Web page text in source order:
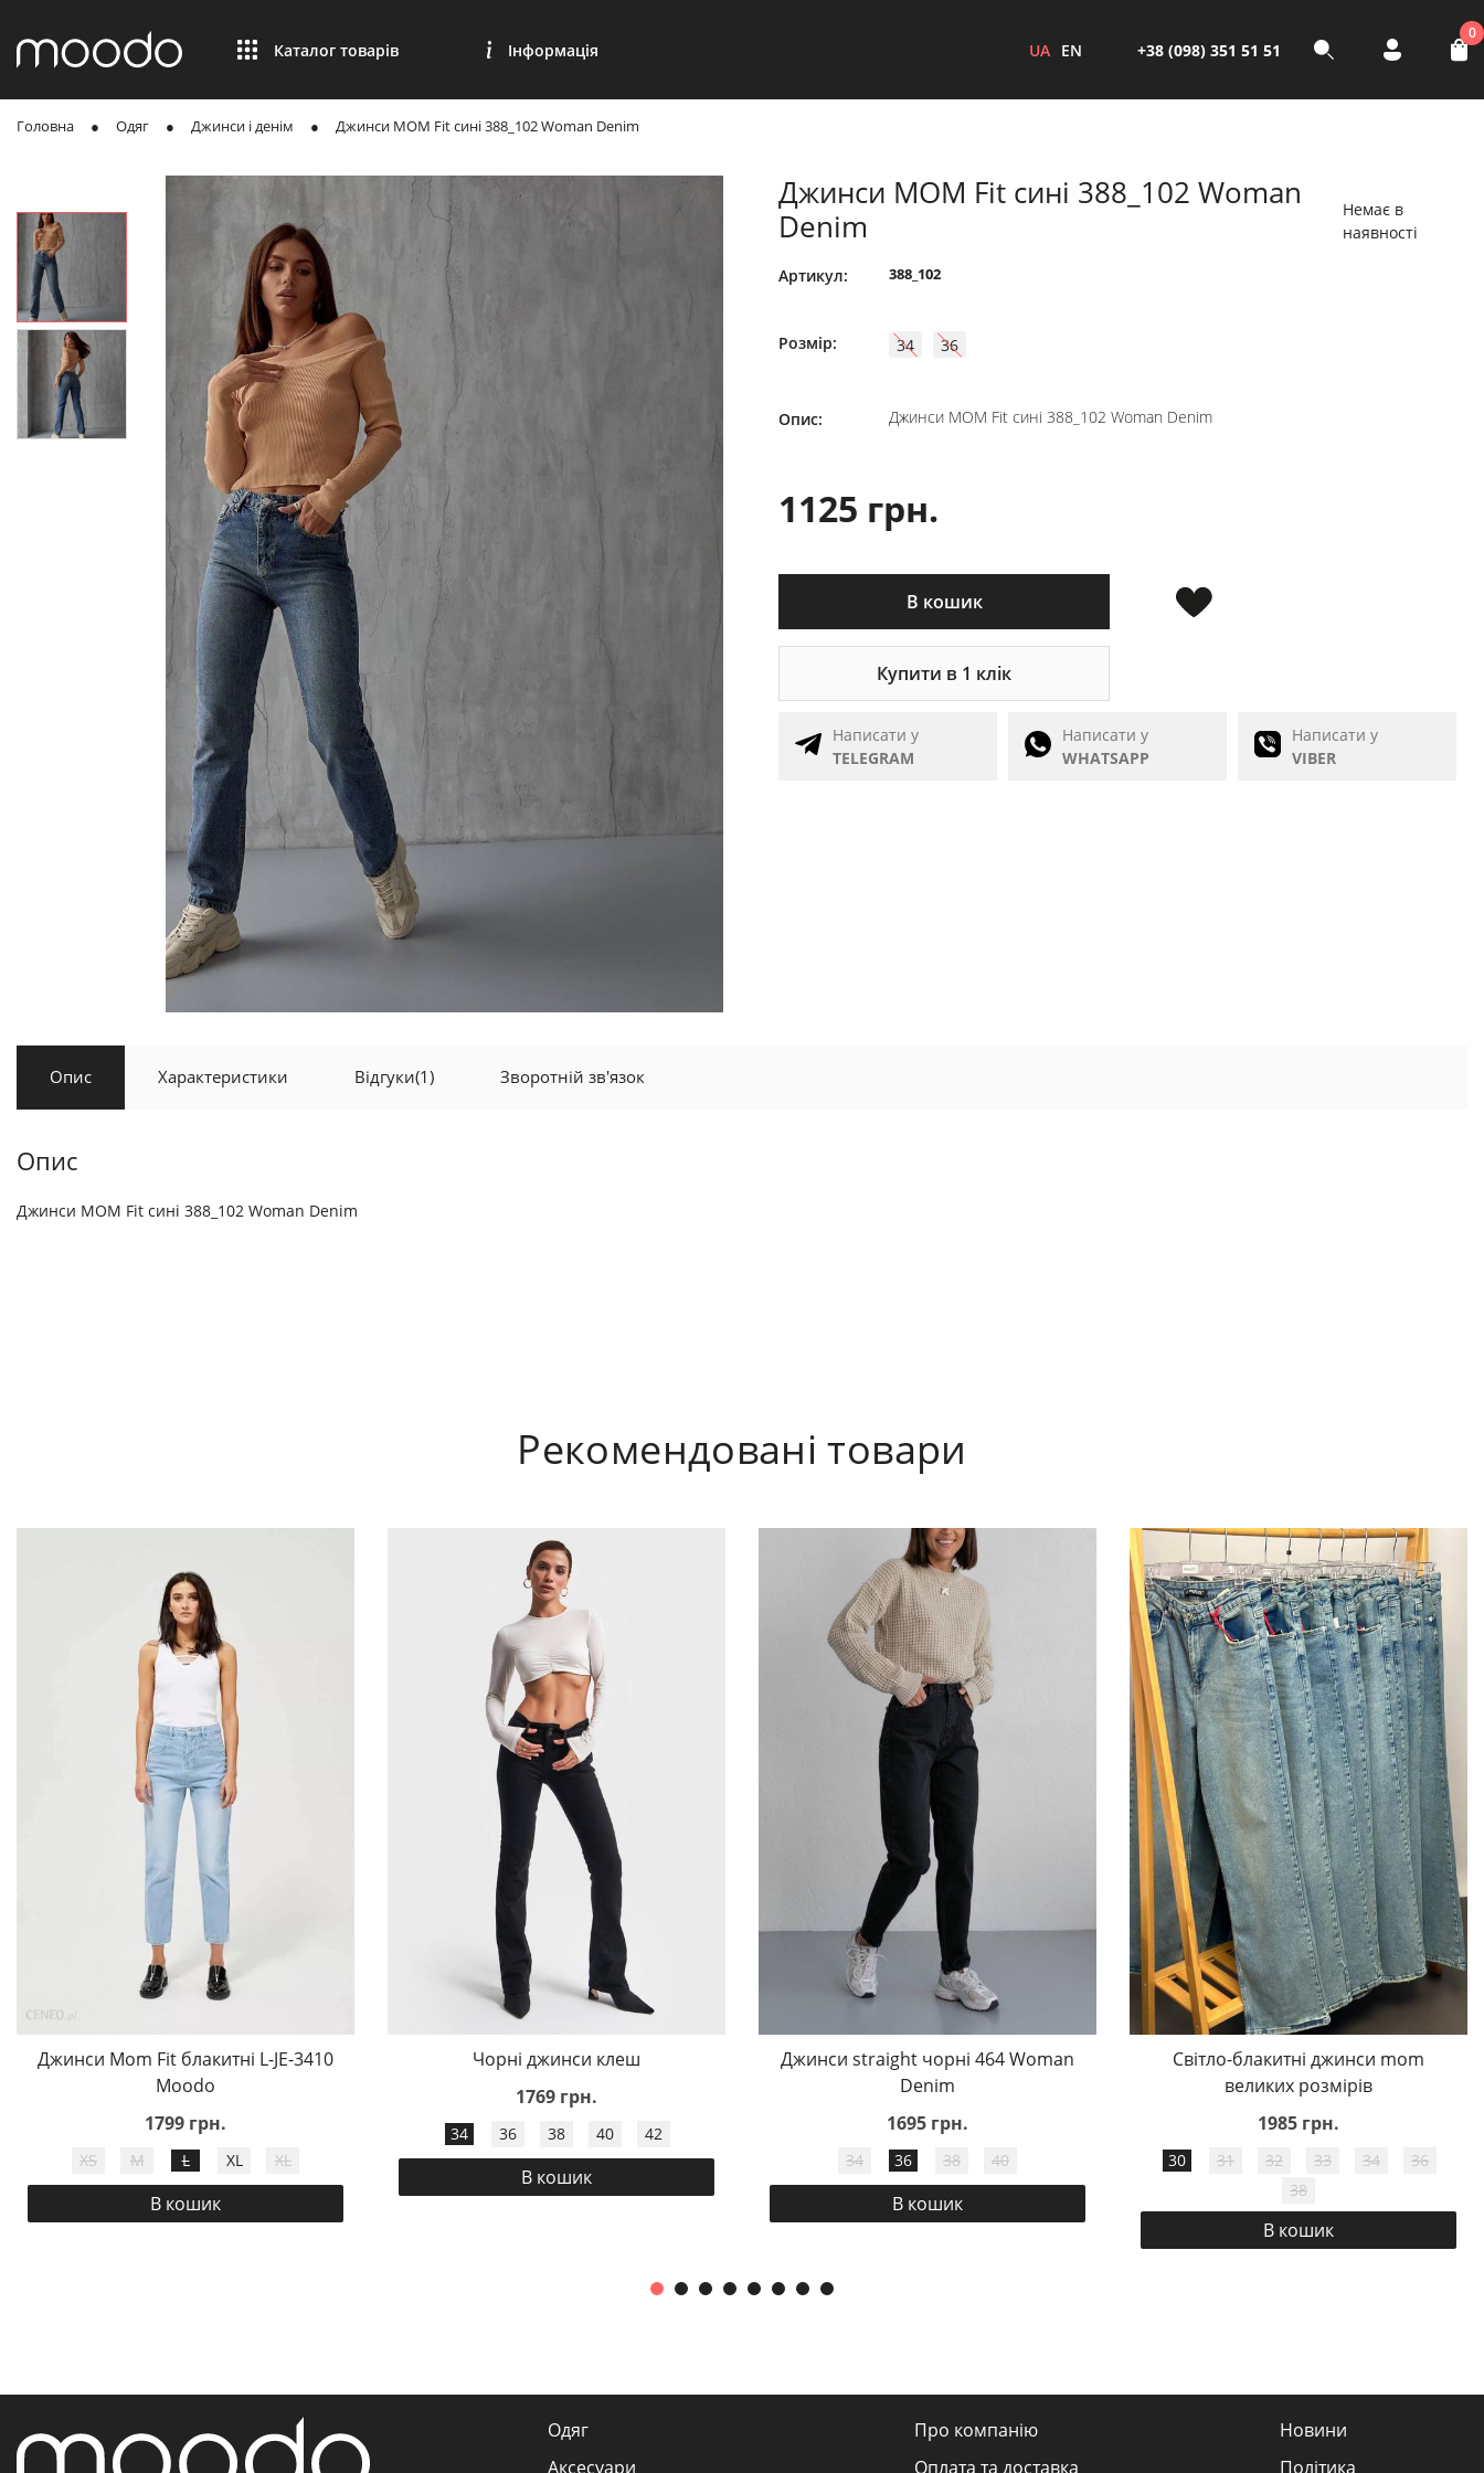
Каталог товарів Інформація UA EN +38 (098) 351 51 51
0
Головна Одяг Джинси і денім Джинси MOM Fit сині 388_102 Woman Denim
Джинси MOM Fit сині 388_102 Woman
Denim
Немає в
наявності
Артикул: 388_102
Розмір: 34 36
Опис: Джинси MOM Fit сині 388_102 Woman Denim
1125 грн.
В кошик
Купити в 1 клік
Написати у
TELEGRAM
Написати у
WHATSAPP
Написати у
VIBER
Опис Характеристики Відгуки(1) Зворотній зв'язок
Опис
Джинси MOM Fit сині 388_102 Woman Denim
Рекомендовані товари
Джинси Mom Fit блакитні L-JE-3410
Moodo
1799 грн.
XS M L XL XL
В кошик
Чорні джинси клеш
1769 грн.
34 36 38 40 42
В кошик
Джинси straight чорні 464 Woman
Denim
1695 грн.
34 36 38 40
В кошик
Світло-блакитні джинси mom
великих розмірів
1985 грн.
30 31 32 33 34
36
38
В кошик
Одяг
Аксесуари
Про компанію
Оплата та доставка
Новини
Політика